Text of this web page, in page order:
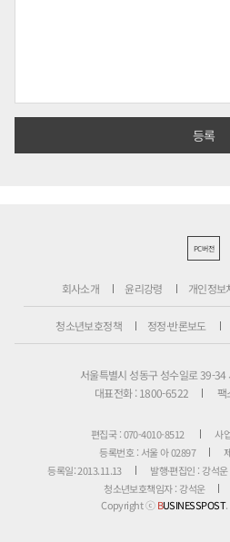
PC버전
회사소개 윤리강령 개인정보
청소년보호정책 정정·반론보도
서울특별시 성동구 성수일로 39-
대표전화 : 1800-6522
팩
편집국 : 070-4010-8512
사
등록번호 : 서울 아 02897
등록일: 2013.11.13
발행·편집인 : 강석운
청소년보호책임자 : 강석운
Copyright ⓒBUSINESSPOST.